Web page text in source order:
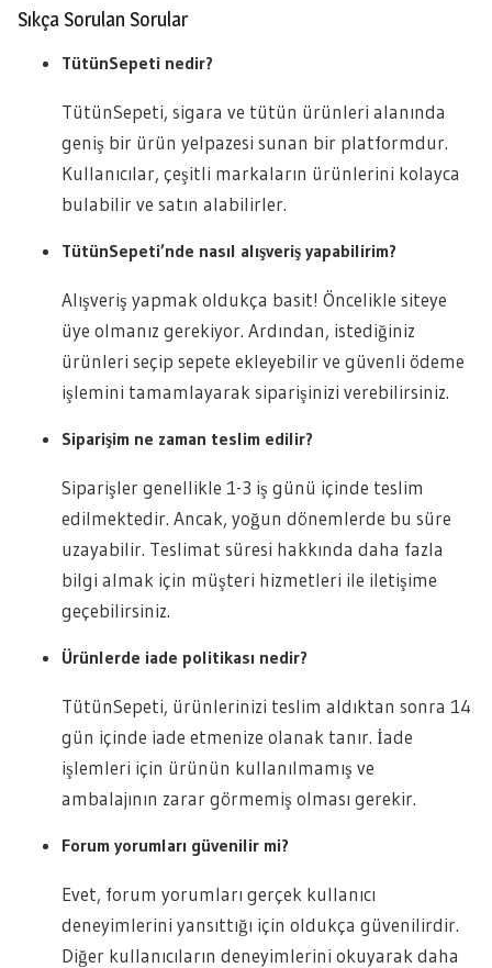
Sıkça Sorulan Sorular
TütünSepeti nedir?
TütünSepeti, sigara ve tütün ürünleri alanında
geniş bir ürün yelpazesi sunan bir platformdur.
Kullanıcılar, çeşitli markaların ürünlerini kolayca
bulabilir ve satın alabilirler.
TütünSepeti’nde nasıl alışveriş yapabilirim?
Alışveriş yapmak oldukça basit! Öncelikle siteye
üye olmanız gerekiyor. Ardından, istediğiniz
ürünleri seçip sepete ekleyebilir ve güvenli ödeme
işlemini tamamlayarak siparişinizi verebilirsiniz.
Siparişim ne zaman teslim edilir?
Siparişler genellikle 1-3 iş günü içinde teslim
edilmektedir. Ancak, yoğun dönemlerde bu süre
uzayabilir. Teslimat süresi hakkında daha fazla
bilgi almak için müşteri hizmetleri ile iletişime
geçebilirsiniz.
Ürünlerde iade politikası nedir?
TütünSepeti, ürünlerinizi teslim aldıktan sonra 14
gün içinde iade etmenize olanak tanır. İade
işlemleri için ürünün kullanılmamış ve
ambalajının zarar görmemiş olması gerekir.
Forum yorumları güvenilir mi?
Evet, forum yorumları gerçek kullanıcı
deneyimlerini yansıttığı için oldukça güvenilirdir.
Diğer kullanıcıların deneyimlerini okuyarak daha